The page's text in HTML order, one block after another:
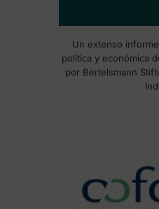
Un extenso
política y económica
por Bertelsmann